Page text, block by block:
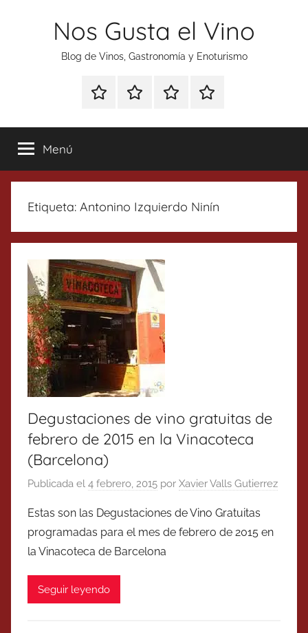
Nos Gusta el Vino
Blog de Vinos, Gastronomía y Enoturismo
Especial
Tonics
Enoturismo
Gastronomía
RankingContacto
Menú
Etiqueta: Antonino Izquierdo Ninín
Degustaciones de vino gratuitas de
febrero de 2015 en la Vinacoteca
(Barcelona)
Publicada el 4 febrero, 2015 por Xavier Valls Gutierrez
Estas son las Degustaciones de Vino Gratuitas
programadas para el mes de febrero de 2015 en
la Vinacoteca de Barcelona
Seguir leyendo